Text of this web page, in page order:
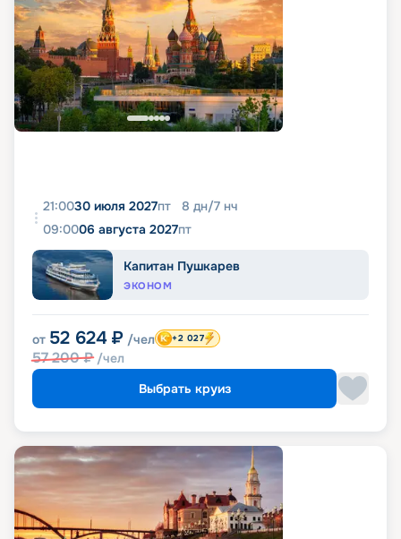
21:0030 июля 2027пт 8 дн/7 нч
09:0006 августа 2027пт
Капитан Пушкарев
ЭКОНОМ
от 52 624 ₽ /чел
57 200₽ /чел
+2 027
Выбрать круиз